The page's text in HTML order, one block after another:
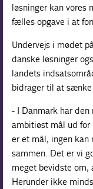
løsninger kan vores
fælles opgave i at
Undervejs i mødet
danske løsninger
landets
bidrager til at sænke
- I Danmark har
ambitiøst mål ud for
er et mål, ingen kan
sammen. Det er vi
meget bevidste om,
Herunder ikke